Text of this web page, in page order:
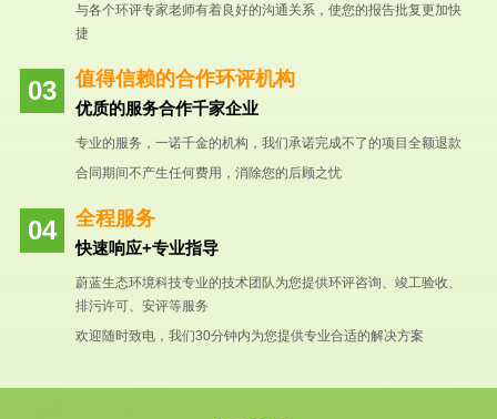
与各个环评专家老师有着良好的沟通关系，使您的报告批复更加快
捷
值得信赖的合作环评机构
优质的服务合作千家企业
专业的服务，一诺千金的机构，我们承诺完成不了的项目全额退款
合同期间不产生任何费用，消除您的后顾之忧
全程服务
快速响应+专业指导
蔚蓝生态环境科技专业的技术团队为您提供环评咨询、竣工验收、
排污许可、安评等服务
欢迎随时致电，我们30分钟内为您提供专业合适的解决方案